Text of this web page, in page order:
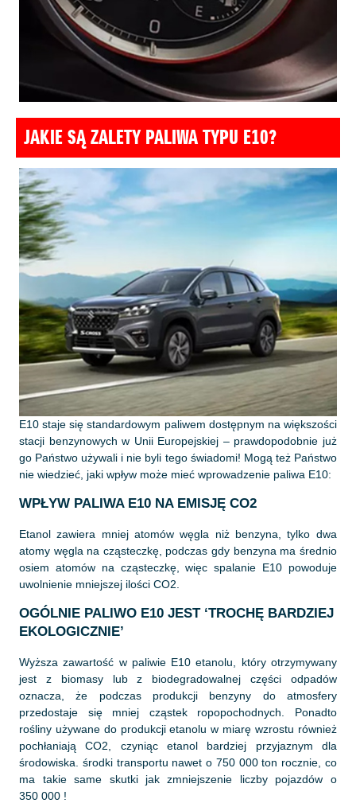
JAKIE SĄ ZALETY PALIWA TYPU E10?
E10 staje się standardowym paliwem dostępnym na większości
stacji benzynowych w Unii Europejskiej – prawdopodobnie już
go Państwo używali i nie byli tego świadomi! Mogą też Państwo
nie wiedzieć, jaki wpływ może mieć wprowadzenie paliwa E10:
WPŁYW PALIWA E10 NA EMISJĘ CO2
Etanol zawiera mniej atomów węgla niż benzyna, tylko dwa
atomy węgla na cząsteczkę, podczas gdy benzyna ma średnio
osiem atomów na cząsteczkę, więc spalanie E10 powoduje
uwolnienie mniejszej ilości CO2.
OGÓLNIE PALIWO E10 JEST ‘TROCHĘ BARDZIEJ
EKOLOGICZNIE’
Wyższa zawartość w paliwie E10 etanolu, który otrzymywany
jest z biomasy lub z biodegradowalnej części odpadów
oznacza, że podczas produkcji benzyny do atmosfery
przedostaje się mniej cząstek ropopochodnych. Ponadto
rośliny używane do produkcji etanolu w miarę wzrostu również
pochłaniają CO2, czyniąc etanol bardziej przyjaznym dla
środowiska. środki transportu nawet o 750 000 ton rocznie, co
ma takie same skutki jak zmniejszenie liczby pojazdów o
350 000 !